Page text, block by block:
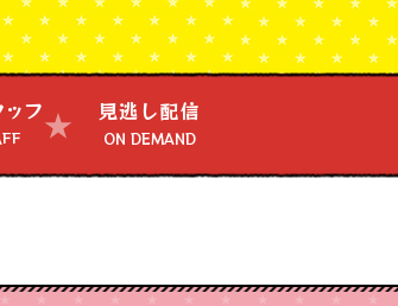
フ 見逃し配信
ON DEMAND
8:00
一モーニングショー
美子の健康案内人! 夏